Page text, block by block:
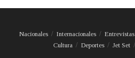
Nacionales Internacionales Entrevistas
Cultura
Deportes Jet Set